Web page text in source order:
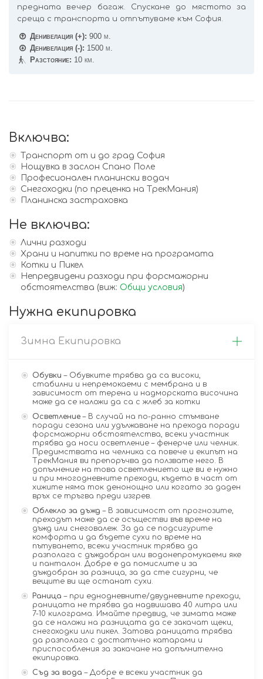
предната вечер багаж. Спускане до мястото за
среща с транспорта и отпътуваме към София.
Денивелация (+): 900 м.
Денивелация (-): 1500 м.
Разстояние: 10 км.
Включва:
Транспорт от и до град София
Нощувка в заслон Спано Поле
Професионален планински водач
Снегоходки (по преценка на ТрекМания)
Планинска застраховка
Не включва:
Лични разходи
Храни и напитки по време на програмата
Котки и Пикел
Непредвидени разходи при форсмажорни
обстоятелства (виж: Общи условия)
Нужна екипировка
Зимна Екипировка
Обувки – Обувките трябва да са високи,
стабилни и непремокаеми с мембрана и в
зависимост от терена и надморската височина
може да се наложи да са с жлеб за котки
Осветление – В случай на по-ранно стъмване
поради сезона или удължаване на прехода поради
форсмажорни обстоятелства, всеки участник
трябва да носи осветление – фенерче или челник.
Предимствата на челника са повече и екипът на
ТрекМания ви препоръчва да ползвате него. В
допълнение на това осветлението ще ви е нужно
и при многодневните преходи, където в част от
хижите няма ток денонощно или когато за даден
връх се тръгва преди изгрев.
Облекло за дъжд– В зависимост от прогнозите,
преходът може да се осъществи във време на
дъжд или снеговалеж. За да се подсигурите
комфорта и да бъдете сухи по време на
пътуването, всеки участник трябва да
разполага с дъждобран или водонепромукаеми яке
и панталон. Добре е да помислите и за
дъждобран за разница, за да сте сигурни, че
вещите ви ще останат сухи.
Раница – при еднодневните/двудневните преходи,
раницата не трябва да надвишава 40 литра или
7-10 килограма. Имайте предвид, че зимата може
да се наложи на разницата да се закачат щеки,
снегоходки или пикел. Затова раницата трябва
да разполага с достатъчно катарами и
приспособления за закачане на допълнителна
екипировка.
Съд за вода – Добре е всеки участник да